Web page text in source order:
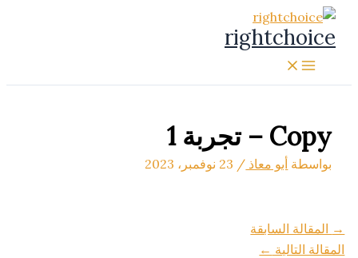
تخطي
المحتوى
rightchoice
Copy – تجربة 1
بواسطة أبو معاذ / 23 نوفمبر، 2023
→ المقالة السابقة
المقالة التالية ←